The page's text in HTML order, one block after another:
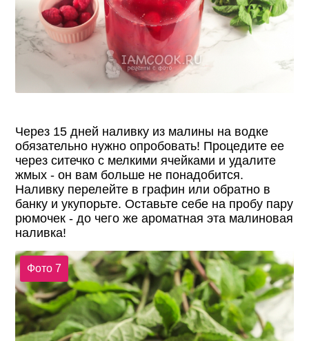
Через 15 дней наливку из малины на водке
обязательно нужно опробовать! Процедите ее
через ситечко с мелкими ячейками и удалите
жмых - он вам больше не понадобится.
Наливку перелейте в графин или обратно в
банку и укупорьте. Оставьте себе на пробу пару
рюмочек - до чего же ароматная эта малиновая
наливка!
Фото 7